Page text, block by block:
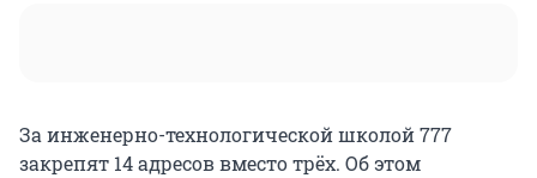
За инженерно-технологической школой 777
закрепят 14 адресов вместо трёх. Об этом